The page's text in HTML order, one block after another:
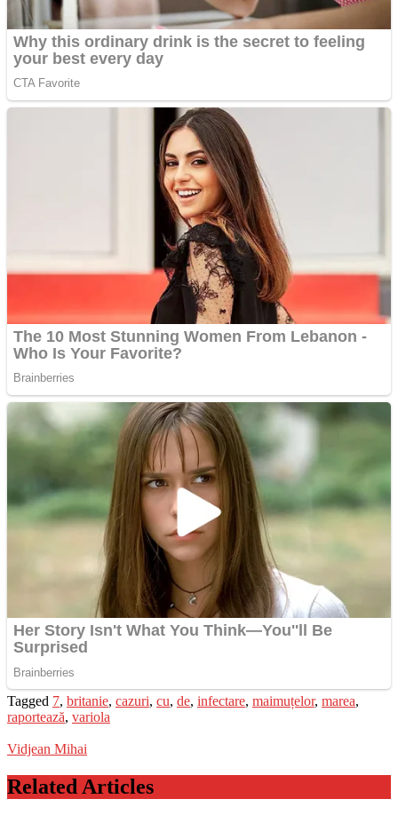
Tagged 7, britanie, cazuri, cu, de, infectare, maimuțelor, marea,
raportează, variola
Vidjean Mihai
Related Articles